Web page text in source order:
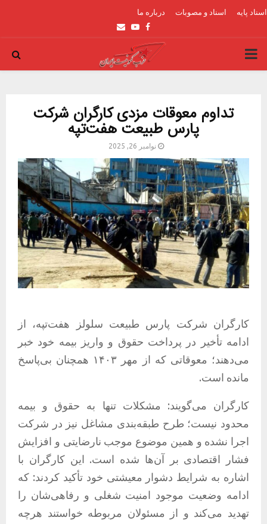
اسناد پایه اسناد و مصوبات درباره ما
Facebook
Youtube
Email
PRIMARY
تداوم معوقات مزدی کارگران شرکت
پارس طبیعت هفت‌تپه
نوامبر 26, 2025
کارگران شرکت پارس طبیعت سلولز هفت‌تپه، از
ادامه تأخیر در پرداخت حقوق و واریز بیمه خود خبر
می‌دهند؛ معوقاتی که از مهر ۱۴۰۳ همچنان بی‌پاسخ
مانده است.
کارگران می‌گویند: مشکلات تنها به حقوق و بیمه
محدود نیست؛ طرح طبقه‌بندی مشاغل نیز در شرکت
اجرا نشده و همین موضوع موجب نارضایتی و افزایش
فشار اقتصادی بر آن‌ها شده است. این کارگران با
اشاره به شرایط دشوار معیشتی خود تأکید کردند: که
ادامه وضعیت موجود امنیت شغلی و رفاهی‌شان را
تهدید می‌کند و از مسئولان مربوطه خواستند هرچه